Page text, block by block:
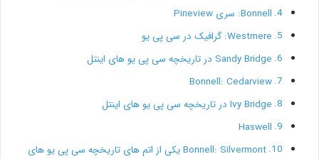
Bonnell: سری Pineview
Westmere: گرافیک در سی پی یو
Sandy Bridge در تاریخچه سی پی یو های اینتل
Bonnell: Cedarview
Ivy Bridge در تاریخچه سی پی یو های اینتل
Haswell
Bonnell: Silvermont یکی از اتم های تاریخچه سی پی یو های